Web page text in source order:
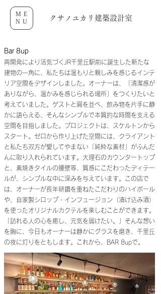
クサノユカリ建築設計室
ME
NU
Bar 8up
再開発により活気づくJR千里丘駅前に誕生した新たな
建物の一角に、私たちは温もりと親しみを感じるインテ
リア空間をデザインしました。オーナーは、「清潔感が
ありながら、温かみを感じられる場所」をつくりたいと
考えていました。ゲストと肩を並べ、飲み物を片手に静
かに語らえる、そんなシンプルで本質的な時間を支える
空間を目指しました。プロジェクトは、スケルトンから
スタート。ゼロから作り上げた空間には、クライアント
と私たち双方が愛してやまない「純粋な素材」がふんだ
んに取り入れられています。大理石のカウンタートップ
と、素焼きタイルの腰壁等、質感にこだわったディテー
ルが、シンプルな中に深みを与えています。この店で
は、オーナーが長年研鑽を重ねたこだわりのハイボール
や、自家製シロップ・インフュージョン（漬け込み酒）
を使ったオリジナルカクテルを楽しむことができます。
「訪れる人の心を癒し、元気を届けたい。」そんな想い
を胸に、今日もオーナーは静かにグラスを磨き、千里丘
の夜に灯りをともします。これから、BAR 8upで。